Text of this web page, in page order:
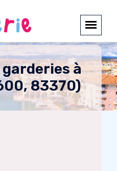
à
83370)